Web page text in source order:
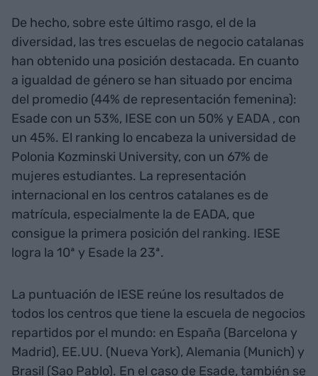
De hecho, sobre este último rasgo, el de la
diversidad, las tres escuelas de negocio catalanas
han obtenido una posición destacada. En cuanto
a igualdad de género se han situado por encima
del promedio (44% de representación femenina):
Esade con un 53%, IESE con un 50% y EADA , con
un 45%. El ranking lo encabeza la universidad de
Polonia Kozminski University, con un 67% de
mujeres estudiantes. La representación
internacional en los centros catalanes es de
matrícula, especialmente la de EADA, que
consigue la primera posición del ranking. IESE
logra la 10ª y Esade la 23ª.
La puntuación de IESE reúne los resultados de
todos los centros que tiene la escuela de negocios
repartidos por el mundo: en España (Barcelona y
Madrid), EE.UU. (Nueva York), Alemania (Munich) y
Brasil (Sao Pablo). En el caso de Esade, también se